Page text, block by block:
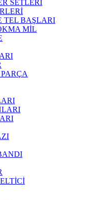
SETLERİ
TEL BAŞLARI
MİL